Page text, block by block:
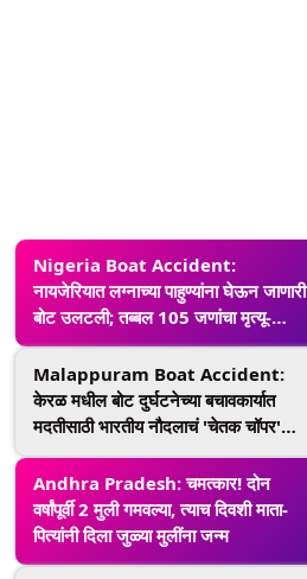
Nigeria Boat Accident:
नायजेरियात लग्नाच्या पाहुण्यांना घेऊन जाणारी
बोट उलटली; तब्बल 105 जणांचा मृत्यू-
Reports
Malappuram Boat Accident:
केरळ मधील बोट दुर्घटनेच्या बचावकार्यात
मदतीसाठी भारतीय नौदलाचं 'चेतक चॉपर'
दाखल
Andhra Pradesh: चमत्कार! दोन
वर्षांपूर्वी 2 मुली गमवल्या, त्याच दिवशी माता-
पित्यांनी दिला जुळ्या मुलींना जन्म